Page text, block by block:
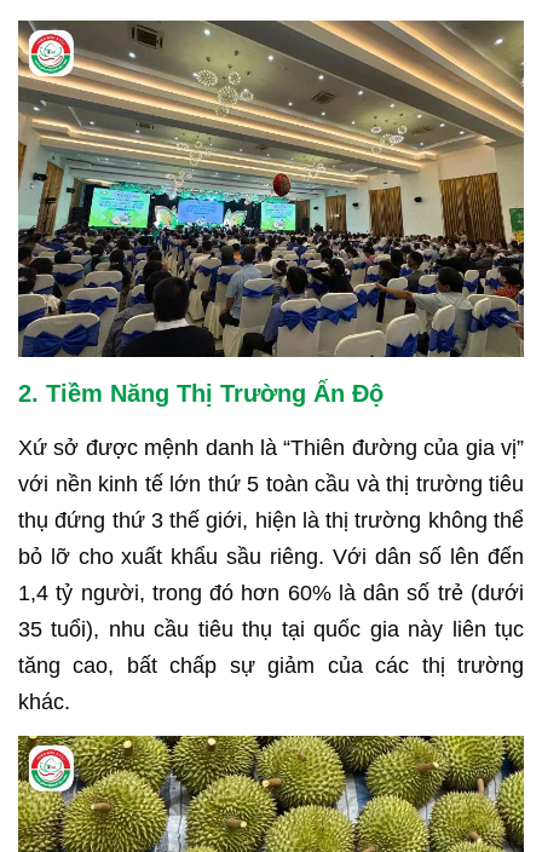
2. Tiềm Năng Thị Trường Ấn Độ
Xứ sở được mệnh danh là “Thiên đường của gia vị”
với nền kinh tế lớn thứ 5 toàn cầu và thị trường tiêu
thụ đứng thứ 3 thế giới, hiện là thị trường không thể
bỏ lỡ cho xuất khẩu sầu riêng. Với dân số lên đến
1,4 tỷ người, trong đó hơn 60% là dân số trẻ (dưới
35 tuổi), nhu cầu tiêu thụ tại quốc gia này liên tục
tăng cao, bất chấp sự giảm của các thị trường
khác.